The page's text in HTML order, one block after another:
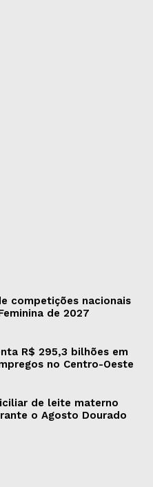
competições nacionais
de 2027
R$ 295,3 bilhões em
no Centro-Oeste
de leite materno
o Agosto Dourado